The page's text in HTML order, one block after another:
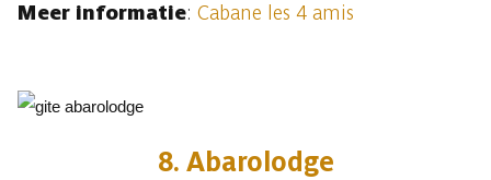
Meer informatie: Cabane les 4 amis
8. Abarolodge